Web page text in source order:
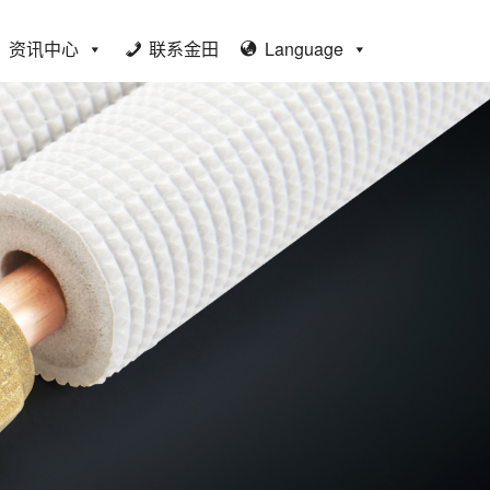
资讯中心 联系金田 Language